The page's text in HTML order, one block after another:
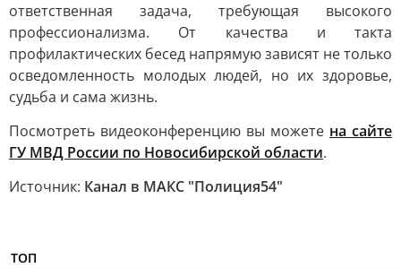
ответственная задача, требующая высокого
профессионализма. От качества и такта
профилактических бесед напрямую зависят не только
осведомленность молодых людей, но их здоровье,
судьба и сама жизнь.
Посмотреть видеоконференцию вы можете на сайте
ГУ МВД России по Новосибирской области.
Источник: Канал в МАКС "Полиция54"
ТОП